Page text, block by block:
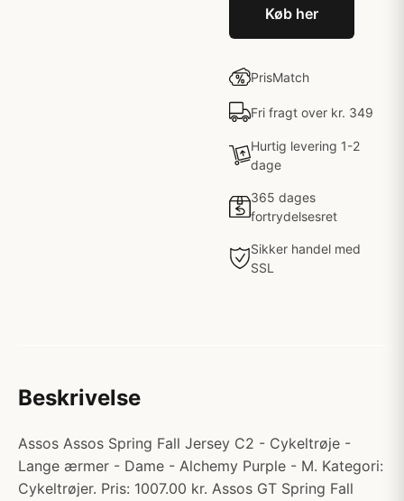
Køb her
PrisMatch
Fri fragt over kr. 349
Hurtig levering 1-2
dage
365 dages
fortrydelsesret
Sikker handel med
SSL
Beskrivelse
Assos Assos Spring Fall Jersey C2 - Cykeltrøje -
Lange ærmer - Dame - Alchemy Purple - M. Kategori:
Cykeltrøjer. Pris: 1007.00 kr. Assos GT Spring Fall